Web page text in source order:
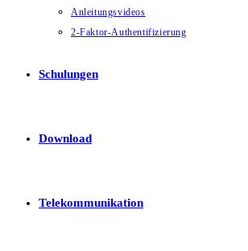
Anleitungsvideos
2-Faktor-Authentifizierung
Schulungen
Download
Telekommunikation